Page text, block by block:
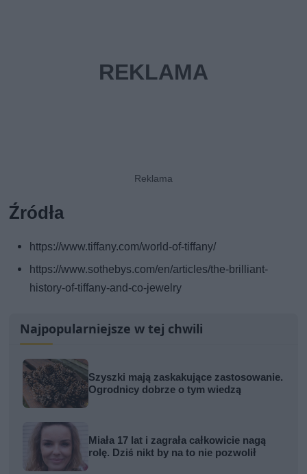
Źródła
https://www.tiffany.com/world-of-tiffany/
https://www.sothebys.com/en/articles/the-brilliant-
history-of-tiffany-and-co-jewelry
Najpopularniejsze w tej chwili
Szyszki mają zaskakujące zastosowanie.
Ogrodnicy dobrze o tym wiedzą
Miała 17 lat i zagrała całkowicie nagą
rolę. Dziś nikt by na to nie pozwolił